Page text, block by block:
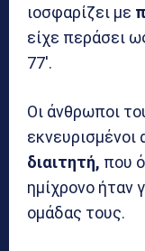
ιοσφαρίζει με
είχε περάσει
77′.
Οι άνθρωποι
διαιτητή, που
ημίχρονο ήταν
ομάδας τους.